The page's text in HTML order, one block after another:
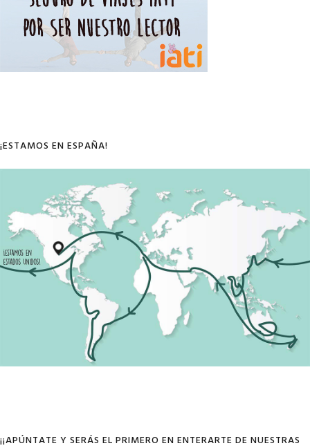
¡ESTAMOS EN ESPAÑA!
¡¡APÚNTATE Y SERÁS EL PRIMERO EN ENTERARTE DE NUESTRAS